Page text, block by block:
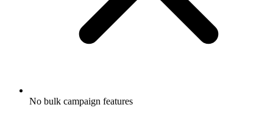
No bulk campaign features